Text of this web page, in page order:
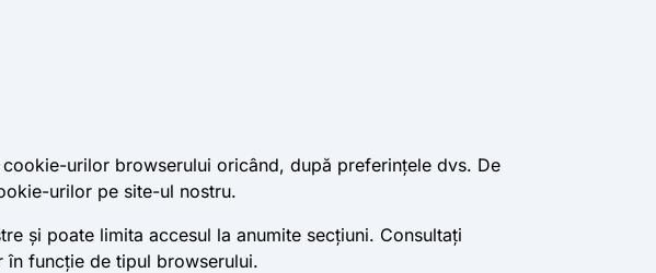
urilor browserului oricând, după preferințele dvs. De
urilor pe site-ul nostru.
și poate limita accesul la anumite secțiuni. Consultați
în funcție de tipul browserului.